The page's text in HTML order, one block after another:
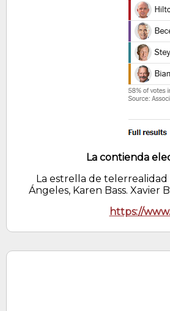
La contienda
La estrella de
Ángeles, Karen Bass.
https://